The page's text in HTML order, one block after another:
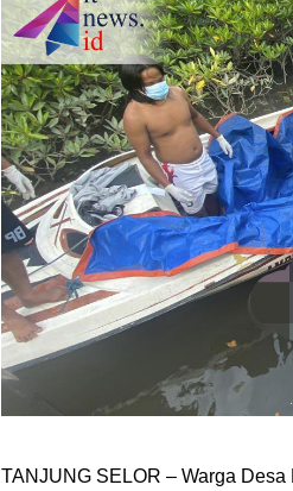
TANJUNG SELOR – Warga